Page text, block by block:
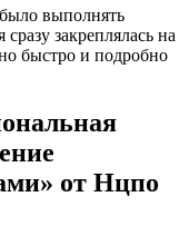
выполнять
закреплялась на
быстро и подробно
от Нцпо